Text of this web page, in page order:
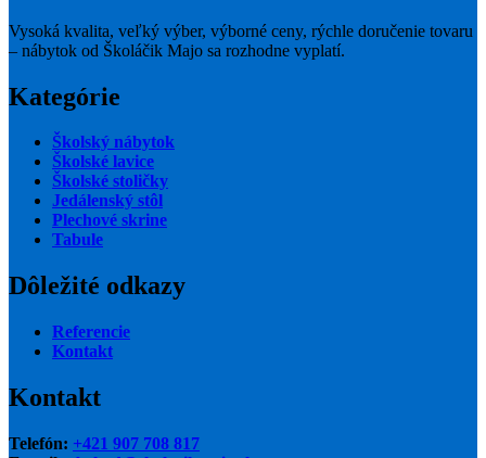
Vysoká kvalita, veľký výber, výborné ceny, rýchle doručenie tovaru
– nábytok od Školáčik Majo sa rozhodne vyplatí.
Kategórie
Školský nábytok
Školské lavice
Školské stoličky
Jedálenský stôl
Plechové skrine
Tabule
Dôležité odkazy
Referencie
Kontakt
Kontakt
Telefón: +421 907 708 817